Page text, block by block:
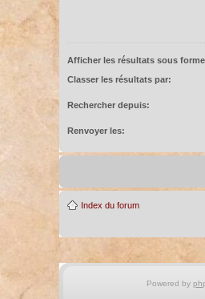
Afficher les résultats sous
Classer les résultats par:
Rechercher depuis:
Renvoyer les:
Index du forum
Powered by